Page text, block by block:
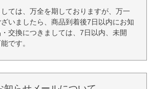
ては、万全を期しておりますが、万一
いましたら、商品到着後7日以内にお知
交換につきましては、7日以内、未開
です。